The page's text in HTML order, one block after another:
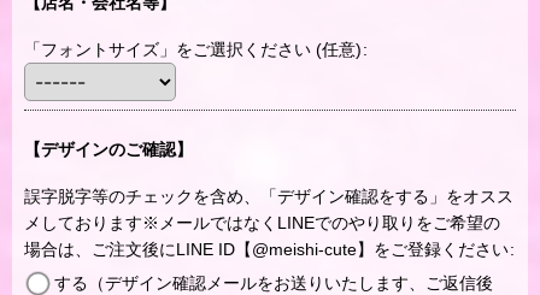
「フォントサイズ」をご選択ください (任意):
【デザインのご確認】
誤字脱字等のチェックを含め、「デザイン確認をする」をオスス
メしております※メールではなくLINEでのやり取りをご希望の
場合は、ご注文後にLINE ID【@meishi-cute】をご登録ください:
する（デザイン確認メールをお送りいたします、ご返信後